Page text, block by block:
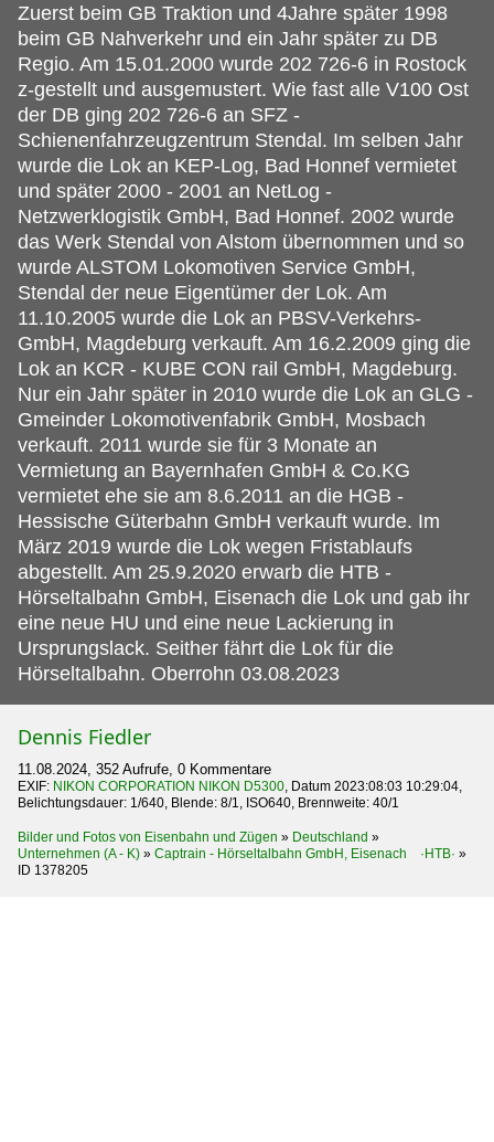
Zuerst beim GB Traktion und 4Jahre später 1998
beim GB Nahverkehr und ein Jahr später zu DB
Regio. Am 15.01.2000 wurde 202 726-6 in Rostock
z-gestellt und ausgemustert. Wie fast alle V100 Ost
der DB ging 202 726-6 an SFZ -
Schienenfahrzeugzentrum Stendal. Im selben Jahr
wurde die Lok an KEP-Log, Bad Honnef vermietet
und später 2000 - 2001 an NetLog -
Netzwerklogistik GmbH, Bad Honnef. 2002 wurde
das Werk Stendal von Alstom übernommen und so
wurde ALSTOM Lokomotiven Service GmbH,
Stendal der neue Eigentümer der Lok. Am
11.10.2005 wurde die Lok an PBSV-Verkehrs-
GmbH, Magdeburg verkauft. Am 16.2.2009 ging die
Lok an KCR - KUBE CON rail GmbH, Magdeburg.
Nur ein Jahr später in 2010 wurde die Lok an GLG -
Gmeinder Lokomotivenfabrik GmbH, Mosbach
verkauft. 2011 wurde sie für 3 Monate an
Vermietung an Bayernhafen GmbH & Co.KG
vermietet ehe sie am 8.6.2011 an die HGB -
Hessische Güterbahn GmbH verkauft wurde. Im
März 2019 wurde die Lok wegen Fristablaufs
abgestellt. Am 25.9.2020 erwarb die HTB -
Hörseltalbahn GmbH, Eisenach die Lok und gab ihr
eine neue HU und eine neue Lackierung in
Ursprungslack. Seither fährt die Lok für die
Hörseltalbahn. Oberrohn 03.08.2023
Dennis Fiedler
11.08.2024, 352 Aufrufe, 0 Kommentare
EXIF: NIKON CORPORATION NIKON D5300, Datum 2023:08:03 10:29:04,
Belichtungsdauer: 1/640, Blende: 8/1, ISO640, Brennweite: 40/1
Bilder und Fotos von Eisenbahn und Zügen » Deutschland »
Unternehmen (A - K) » Captrain - Hörseltalbahn GmbH, Eisenach ·HTB· »
ID 1378205